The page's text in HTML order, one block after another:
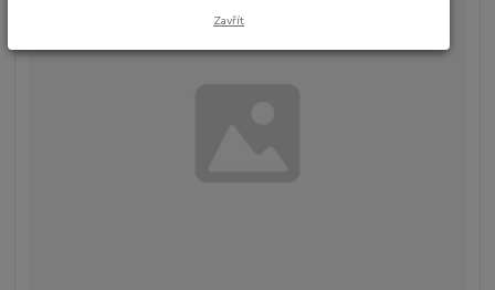
Zavřít